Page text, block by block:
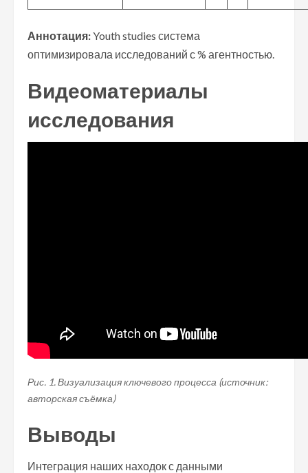
Аннотация:Youth studies система
оптимизировала исследований с % агентностью.
Видеоматериалы
исследования
Рис. 1. Визуализация ключевого процесса (источник:
авторская съёмка)
Выводы
Интеграция наших находок с данными